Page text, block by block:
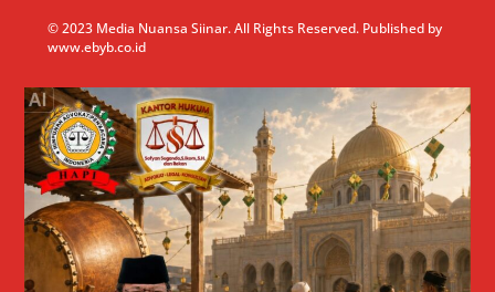
© 2023 Media Nuansa Siinar. All Rights Reserved. Published by
www.ebyb.co.id